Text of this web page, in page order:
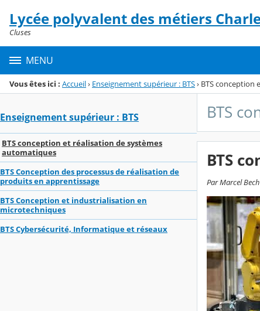
Menu de la rubrique
Contenu
Lycée polyvalent des métiers
Cluses
MENU
Vous êtes ici : Accueil› Enseignement supérieur : BTS› BTS conception
Enseignement supérieur : BTS
BTS conception et réalisation de systèmes
automatiques
BTS Conception des processus de réalisation de
produits en apprentissage
BTS Conception et industrialisation en
microtechniques
BTS Cybersécurité, Informatique et réseaux
BTS
BTS
Par Marcel